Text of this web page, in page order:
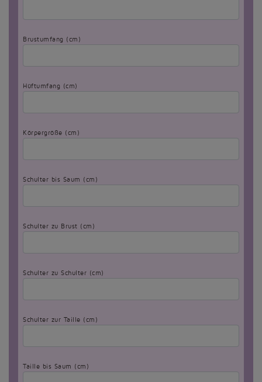
Brustumfang (cm)
Hüftumfang (cm)
Körpergröße (cm)
Schulter bis Saum (cm)
Schulter zu Brust (cm)
Schulter zu Schulter (cm)
Schulter zur Taille (cm)
Taille bis Saum (cm)